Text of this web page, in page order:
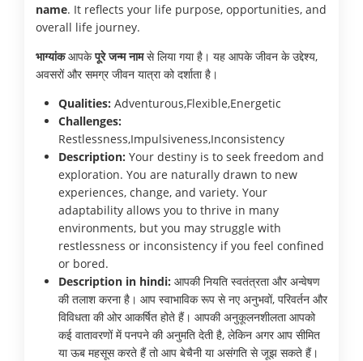
name. It reflects your life purpose, opportunities, and
overall life journey.
भाग्यांकआपकेपूरे जन्म नामसे लिया गया है। यह आपके जीवन के उद्देश्य,
अवसरों और समग्र जीवन यात्रा को दर्शाता है।
Qualities: Adventurous,Flexible,Energetic
Challenges:
Restlessness,Impulsiveness,Inconsistency
Description: Your destiny is to seek freedom and
exploration. You are naturally drawn to new
experiences, change, and variety. Your
adaptability allows you to thrive in many
environments, but you may struggle with
restlessness or inconsistency if you feel confined
or bored.
Description in hindi: आपकी नियति स्वतंत्रता और अन्वेषण
की तलाश करना है। आप स्वाभाविक रूप से नए अनुभवों, परिवर्तन और
विविधता की ओर आकर्षित होते हैं। आपकी अनुकूलनशीलता आपको
कई वातावरणों में पनपने की अनुमति देती है, लेकिन अगर आप सीमित
या ऊब महसूस करते हैं तो आप बेचैनी या असंगति से जूझ सकते हैं।